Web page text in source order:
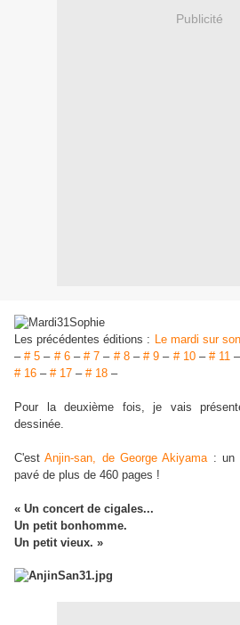
Publicité
Les précédentes éditions : Le mardi sur
–# 5 – # 6–# 7 – # 8–# 9 – # 10– # 11
# 16 – # 17 – # 18 –
Pour la deuxième fois, je vais
dessinée.
C'estAnjin-san, de George Akiyama: un
pavé de plus de 460 pages !
« Un concert de cigales...
Un petit bonhomme.
Un petit vieux. »